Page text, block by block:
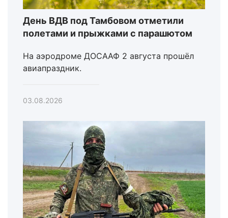
День ВДВ под Тамбовом отметили
полетами и прыжками с парашютом
На аэродроме ДОСААФ 2 августа прошёл
авиапраздник.
03.08.2026